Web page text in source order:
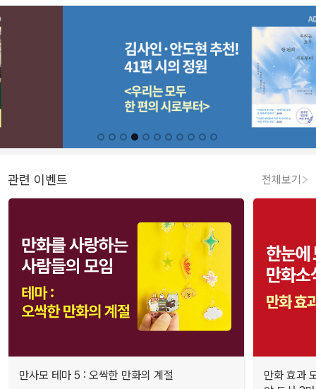
관련 이벤트 전체보기
만사모 테마 5 : 오싹한 만화의 계절
만화 효과